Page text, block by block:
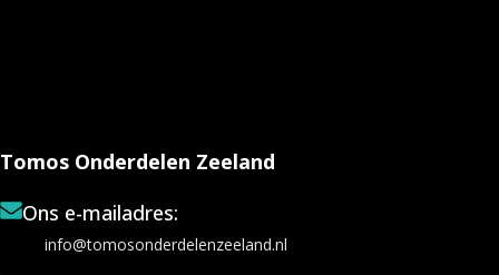
Tomos Onderdelen Zeeland
Ons e-mailadres:
info@tomosonderdelenzeeland.nl